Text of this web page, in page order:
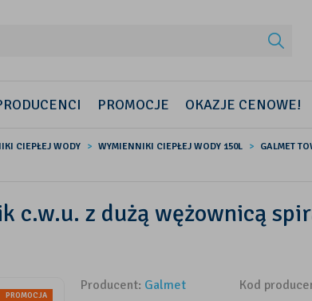
PROMOCJE OKAZJE CENOWE!
CIEPŁEJ WODY WYMIENNIKI CIEPŁEJ WODY 150L
GALMET
c.w.u. z dużą wężownicą
PROMOCJA
Producent: Galmet Kod